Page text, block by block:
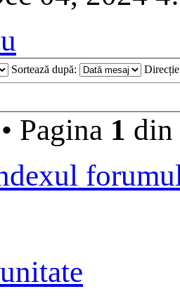
Sortează după:
• Pagina 1 din